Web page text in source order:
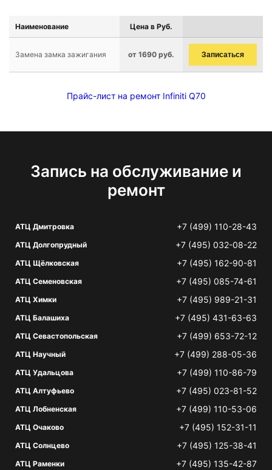
Наименование Цена в Руб.
Замена замка зажигания от 1690 руб. Записаться
Прайс-лист на ремонт Infiniti Q70
Запись на обслуживание и
ремонт
АТЦ Дмитровка +7 (499) 110-28-43
АТЦ Долгопрудный +7 (495) 032-08-22
АТЦ Щёлковская +7 (495) 162-90-81
АТЦ Семеновская +7 (495) 085-74-61
АТЦ Химки +7 (495) 989-21-31
АТЦ Балашиха +7 (495) 431-63-63
АТЦ Севастопольская +7 (499) 653-72-12
АТЦ Научный +7 (499) 288-05-36
АТЦ Удальцова +7 (499) 110-86-79
АТЦ Алтуфьево +7 (495) 023-81-52
АТЦ Лобненская +7 (499) 110-53-06
АТЦ Очаково +7 (495) 152-31-11
АТЦ Солнцево +7 (495) 125-38-41
АТЦ Раменки +7 (495) 135-42-87